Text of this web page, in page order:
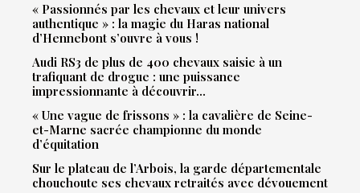
« Passionnés par les chevaux et leur univers
authentique » : la magie du Haras national
d’Hennebont s’ouvre à vous !
Audi RS3 de plus de 400 chevaux saisie à un
trafiquant de drogue : une puissance
impressionnante à découvrir…
« Une vague de frissons » : la cavalière de Seine-
et-Marne sacrée championne du monde
d’équitation
Sur le plateau de l’Arbois, la garde départementale
chouchoute ses chevaux retraités avec dévouement